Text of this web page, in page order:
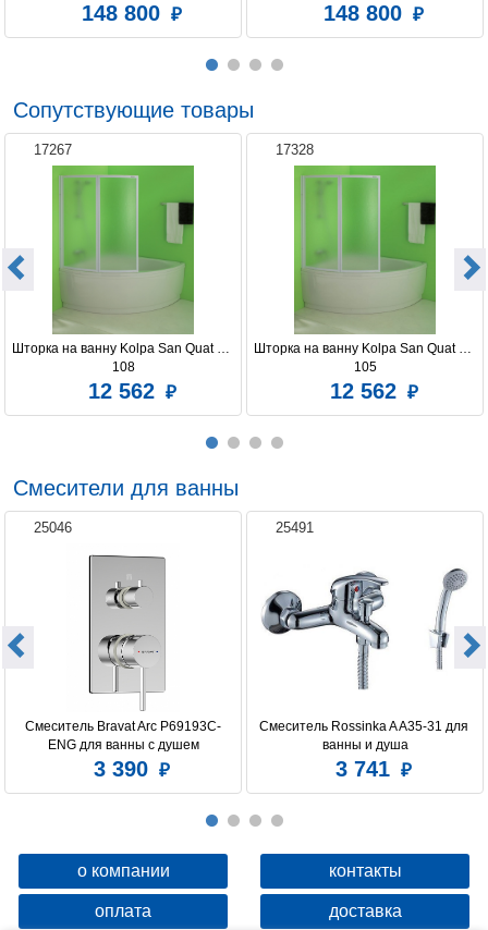
148 800 148 800
Сопутствующие товары
17267
Шторка на ванну Kolpa San Quat TP
108
12 562
17328
Шторка на ванну Kolpa San Quat TP
105
12 562
Смесители для ванны
25046
Смеситель Bravat Arc P69193C-
ENG для ванны с душем
3 390
25491
Смеситель Rossinka A A35-31 для
ванны и душа
3 741
о компании контакты
оплата доставка